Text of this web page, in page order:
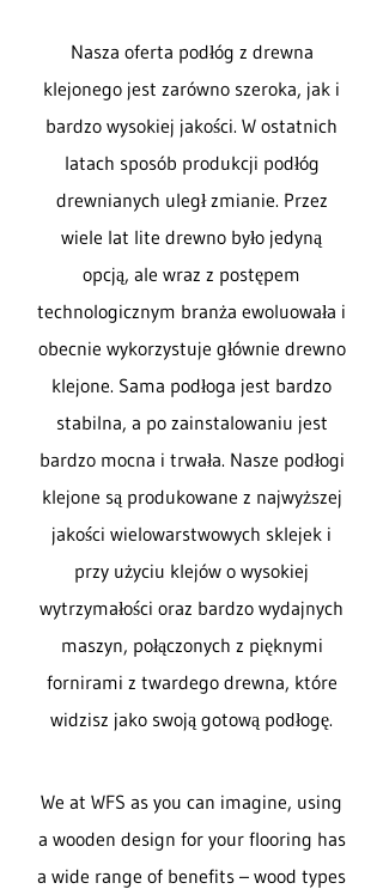
Nasza oferta podłóg z drewna
klejonego jest zarówno szeroka, jak i
bardzo wysokiej jakości. W ostatnich
latach sposób produkcji podłóg
drewnianych uległ zmianie. Przez
wiele lat lite drewno było jedyną
opcją, ale wraz z postępem
technologicznym branża ewoluowała i
obecnie wykorzystuje głównie drewno
klejone. Sama podłoga jest bardzo
stabilna, a po zainstalowaniu jest
bardzo mocna i trwała. Nasze podłogi
klejone są produkowane z najwyższej
jakości wielowarstwowych sklejek i
przy użyciu klejów o wysokiej
wytrzymałości oraz bardzo wydajnych
maszyn, połączonych z pięknymi
fornirami z twardego drewna, które
widzisz jako swoją gotową podłogę.
We at WFS as you can imagine, using
a wooden design for your flooring has
a wide range of benefits – wood types